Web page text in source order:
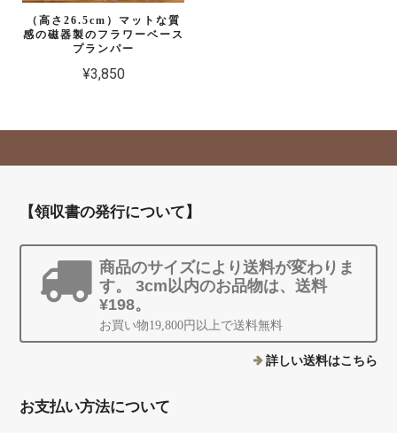
（高さ26.5cm）マットな質
感の磁器製のフラワーベース
プランパー
¥3,850
【領収書の発行について】
商品のサイズにより送料が変わりま
す。 3cm以内のお品物は、送料
¥198。
お買い物19,800円以上で送料無料
詳しい送料はこちら
お支払い方法について